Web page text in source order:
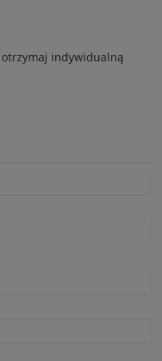
indywidualną